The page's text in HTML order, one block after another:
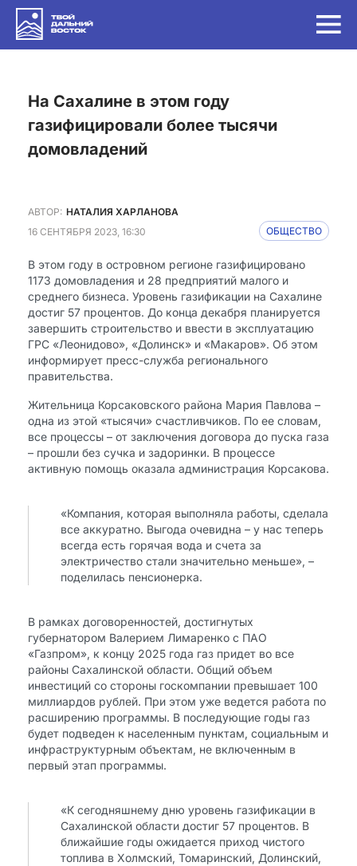
на Сахалине в этом году
газифицировали более тысячи
домовладений
АВТОР: НАТАЛИЯ ХАРЛАНОВА
16 СЕНТЯБРЯ 2023, 16:30
ОБЩЕСТВО
В этом году в островном регионе газифицировано
1173 домовладения и 28 предприятий малого и
среднего бизнеса. Уровень газификации на Сахалине
достиг 57 процентов. До конца декабря планируется
завершить строительство и ввести в эксплуатацию
ГРС «Леонидово», «Долинск» и «Макаров». Об этом
информирует пресс-служба регионального
правительства.
Жительница Корсаковского района Мария Павлова –
одна из этой «тысячи» счастливчиков. По ее словам,
все процессы – от заключения договора до пуска газа
– прошли без сучка и задоринки. В процессе
активную помощь оказала администрация Корсакова.
«Компания, которая выполняла работы, сделала
все аккуратно. Выгода очевидна – у нас теперь
всегда есть горячая вода и счета за
электричество стали значительно меньше», –
поделилась пенсионерка.
В рамках договоренностей, достигнутых
губернатором Валерием Лимаренко с ПАО
«Газпром», к концу 2025 года газ придет во все
районы Сахалинской области. Общий объем
инвестиций со стороны госкомпании превышает 100
миллиардов рублей. При этом уже ведется работа по
расширению программы. В последующие годы газ
будет подведен к населенным пунктам, социальным и
инфраструктурным объектам, не включенным в
первый этап программы.
«К сегодняшнему дню уровень газификации в
Сахалинской области достиг 57 процентов. В
ближайшие годы ожидается приход чистого
топлива в Холмский, Томаринский, Долинский,